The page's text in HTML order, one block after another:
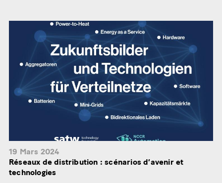
19 Mars 2024
Réseaux de distribution : scénarios d’avenir et
technologies